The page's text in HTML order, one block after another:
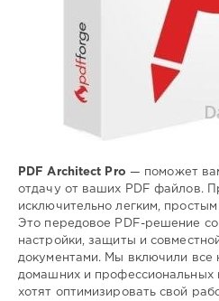
PDF Architect Pro — поможет
отдачу от ваших PDF файлов.
исключительно легким,
Это передовое PDF-решение
настройки, защиты и
документами. Мы включили все
домашних и профессиональных
хотят оптимизировать свой